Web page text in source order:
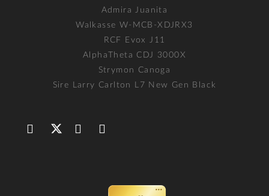
Admira Juanita
Walkasse W-MCB-XDJRX3
RCF Evox J11
AlphaTheta CDJ 3000X
Strymon Canoga
Sire Larry Carlton L7 New Gen Black